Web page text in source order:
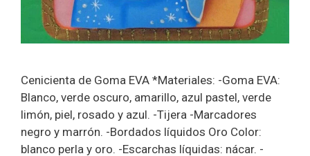
Cenicienta de Goma EVA *Materiales: -Goma EVA:
Blanco, verde oscuro, amarillo, azul pastel, verde
limón, piel, rosado y azul. -Tijera -Marcadores
negro y marrón. -Bordados líquidos Oro Color:
blanco perla y oro. -Escarchas líquidas: nácar. -